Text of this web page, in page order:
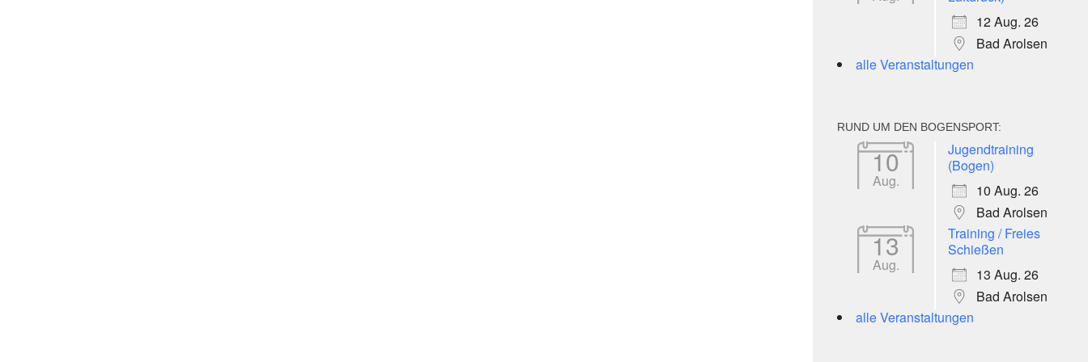
12 Aug. 26
Bad Arolsen
alle Veranstaltungen
RUND UM DEN BOGENSPORT:
10
Aug.
Jugendtraining
(Bogen)
10 Aug. 26
Bad Arolsen
13
Aug.
Training / Freies
Schießen
13 Aug. 26
Bad Arolsen
alle Veranstaltungen